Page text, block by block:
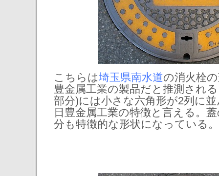
こちらは埼玉県南水道の消火栓
豊金属工業の製品だと推測され
部分)には小さな六角形が2列に
日豊金属工業の特徴と言える。
分も特徴的な形状になっている。